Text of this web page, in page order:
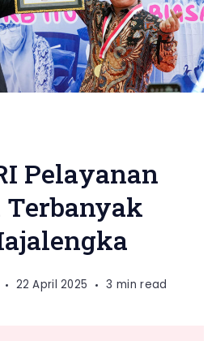
Pelayanan
22 April 2025 3 min read